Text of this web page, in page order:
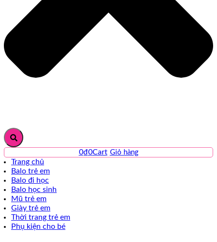
0₫0Cart
Trang chủ
Balo trẻ em
Balo đi học
Balo học sinh
Mũ trẻ em
Giày trẻ em
Thời trang trẻ em
Phụ kiện cho bé